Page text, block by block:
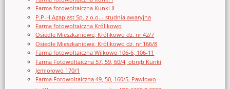
Farma fotowoltaiczna Kunki II
P.P-H.Agaplast Sp. z o.o. - studnia awaryjna
Farma fotowoltaiczna Królikowo
Osiedle Mieszkaniowe, Królikowo dz. nr 42/7
Osiedle Mieszkaniowe, Królikowo dz. nr 166/8
Farma fotowoltaiczna Wilkowo 106-6, 106-11
Farma Fotowoltaiczna 57, 59, 60/4, obręb Kunki
Jemiołowo 170/1
Farma Fotowoltaiczna 49, 50, 160/5, Pawłowo